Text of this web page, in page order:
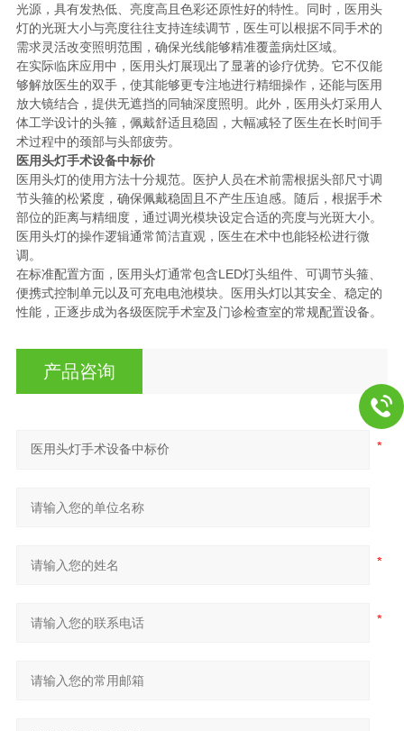
光源，具有发热低、亮度高且色彩还原性好的特性。同时，医用头
灯的光斑大小与亮度往往支持连续调节，医生可以根据不同手术的
需求灵活改变照明范围，确保光线能够精准覆盖病灶区域。
在实际临床应用中，医用头灯展现出了显著的诊疗优势。它不仅能
够解放医生的双手，使其能够更专注地进行精细操作，还能与医用
放大镜结合，提供无遮挡的同轴深度照明。此外，医用头灯采用人
体工学设计的头箍，佩戴舒适且稳固，大幅减轻了医生在长时间手
术过程中的颈部与头部疲劳。
医用头灯手术设备中标价
医用头灯的使用方法十分规范。医护人员在术前需根据头部尺寸调
节头箍的松紧度，确保佩戴稳固且不产生压迫感。随后，根据手术
部位的距离与精细度，通过调光模块设定合适的亮度与光斑大小。
医用头灯的操作逻辑通常简洁直观，医生在术中也能轻松进行微
调。
在标准配置方面，医用头灯通常包含LED灯头组件、可调节头箍、
便携式控制单元以及可充电电池模块。医用头灯以其安全、稳定的
性能，正逐步成为各级医院手术室及门诊检查室的常规配置设备。
产品咨询